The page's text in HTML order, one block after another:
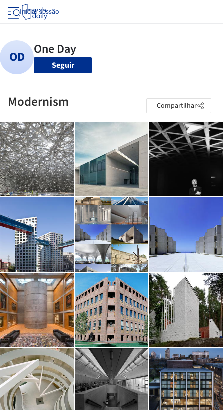
Iniciar sessão
Seguir
Modernism Compartilhar